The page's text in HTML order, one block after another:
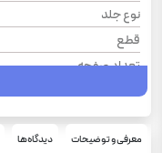
نوع جلد
قطع
تعداد صفحه
معرفی و توضیحات دیدگاه‌ها